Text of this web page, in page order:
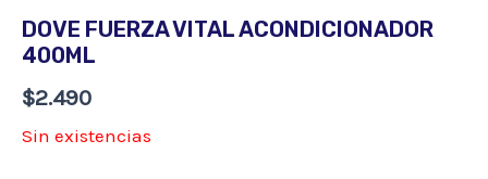
DOVE FUERZA VITAL ACONDICIONADOR
400ML
$2.490
Sin existencias